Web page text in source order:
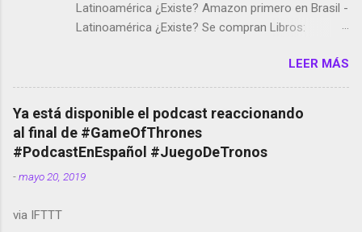
Latinoamérica ¿Existe? Amazon primero en Brasil -
Latinoamérica ¿Existe? Se compran Libros:
temporada de Black Mirror Twitter deja de verificar
cuentas Responden los fotógrafos Brian May y el
copyright en Instagram Música y vídeo selfies en la
red social Riddley Scott saca a Kevin Spacey de su
película Francisco regaña a los que usan el
smartphone en sus misas La serie de la Tierra
Media GoBee - StartUp de bicicletas de alquiler
LEER MÁS
Ya está disponible el podcast reaccionando
al final de #GameOfThrones
#PodcastEnEspañol #JuegoDeTronos
-mayo 20, 2019
via IFTTT